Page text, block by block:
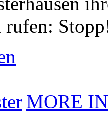
rufen:
MORE